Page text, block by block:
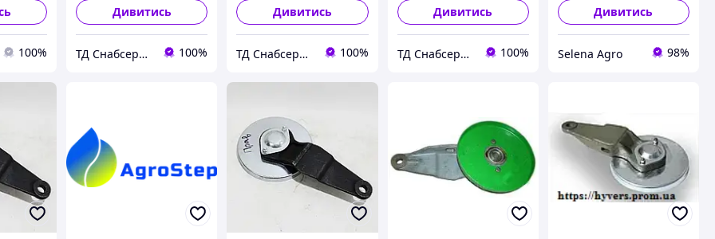
100%
Дивитись
ТД Снабсервіс 100%
Дивитись
ТД Снабсервіс 100%
Дивитись
ТД Снабсервіс 100%
Дивитись
Selena Agro 98%